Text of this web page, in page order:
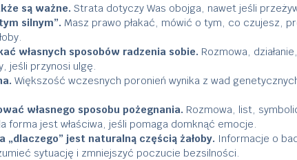
są ważne. Strata dotyczy Was obojga, nawet jeśli
silnym”. Masz prawo płakać, mówić o tym, co czujesz,
własnych sposobów radzenia sobie. Rozmowa,
jeśli przynosi ulgę.
Większość wczesnych poronień wynika z wad
własnego sposobu pożegnania. Rozmowa, list,
forma jest właściwa, jeśli pomaga domknąć emocje.
„dlaczego” jest naturalną częścią żałoby. Informacje o
sytuację i zmniejszyć poczucie bezsilności.